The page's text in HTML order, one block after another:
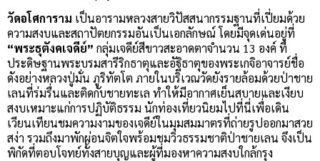
วัดอโศการาม เป็นอารามหลวงสายวิปัสสนากรรมฐานที่เปี่ยมด้วย
ความสงบและสถาปัตยกรรมอันเป็นเอกลักษณ์ โดยมีจุดเด่นอยู่ที่
“พระธุตังคเจดีย์” กลุ่มเจดีย์สีขาวสะอาดตาจำนวน 13 องค์ ที่
ประดิษฐานพระบรมสารีริกธาตุและอัฐิธาตุของพระเกจิอาจารย์ชื่อ
ดังอย่างหลวงปู่มั่น ภูริทัตโต ภายในบริเวณวัดยังรายล้อมด้วยป่าชาย
เลนที่ร่มรื่นและติดกับชายทะเล ทำให้มีอากาศเย็นสบายและเงียบ
สงบเหมาะแก่การปฏิบัติธรรม นักท่องเที่ยวนิยมไปที่นี่เพื่อเดิน
เวียนเทียนชมความงามของเจดีย์ในมุมสมมาตรที่ถ่ายรูปออกมาสวย
สง่า รวมถึงมาพักผ่อนจิตใจพร้อมชมวิวธรรมชาติป่าชายเลน จึงเป็น
พิกัดที่ตอบโจทย์ทั้งสายบุญและผู้ที่มองหาความสงบใกล้กรุง